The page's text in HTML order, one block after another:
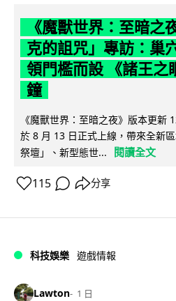
《魔獸世界：至暗之
克的詛咒」專訪：巢
領門檻而設 《諸王之
鐘
《魔獸世界：至暗之夜》版本更新
於 8 月 13 日正式上線，帶來全新
祭壇」、新型態世...
閱讀全文
115 分享
科技娛樂 遊戲情報
Lawton 1 日